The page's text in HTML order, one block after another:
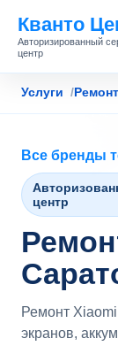
Кванто
Авторизированный
центр
Услуги
Все бренды
центр
Ремонт
экранов,